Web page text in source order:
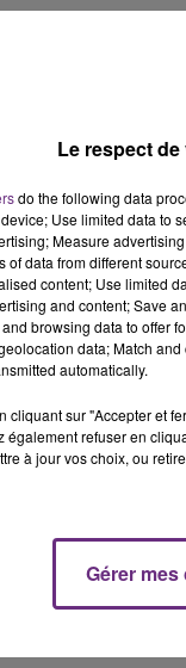
LA
une fonction
LE
rémois.
FM
Le respect
do the following data
Use limited data to
Measure
of data from different
content; Use limited
and content; Save
browsing data to offer
data; Match
automatically.
cliquant sur "Accepter et
également refuser en
à jour vos choix, ou
Gérer